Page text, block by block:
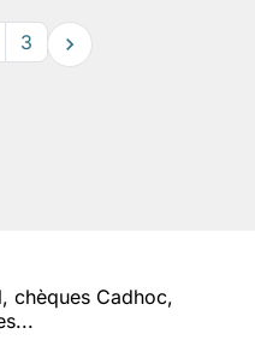
3 
chèques Cadhoc,